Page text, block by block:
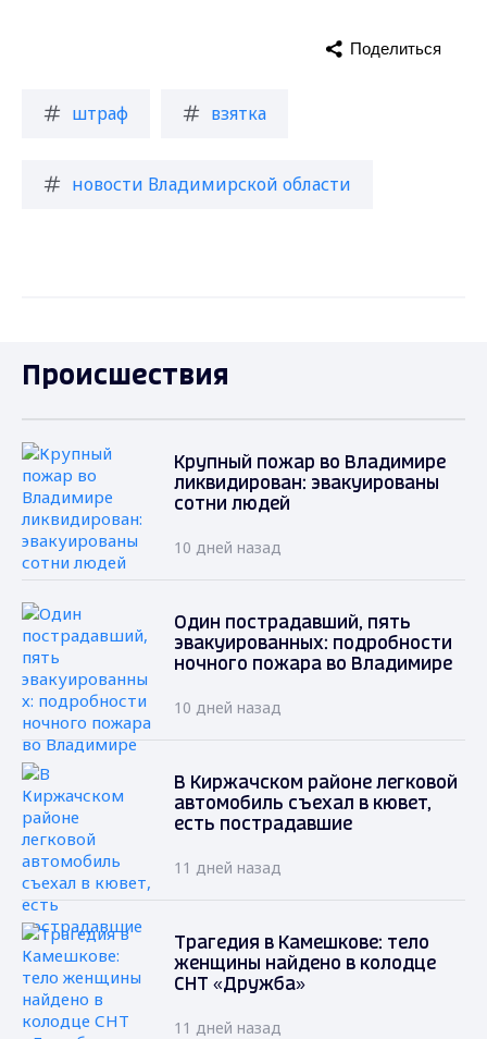
штраф взятка
новости Владимирской области
Поделиться
Происшествия
Крупный пожар во Владимире
ликвидирован: эвакуированы
сотни людей
10 дней назад
Один пострадавший, пять
эвакуированных: подробности
ночного пожара во Владимире
10 дней назад
В Киржачском районе легковой
автомобиль съехал в кювет,
есть пострадавшие
11 дней назад
Трагедия в Камешкове: тело
женщины найдено в колодце
СНТ «Дружба»
11 дней назад